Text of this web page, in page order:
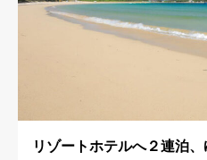
リゾートホテルへ２連泊